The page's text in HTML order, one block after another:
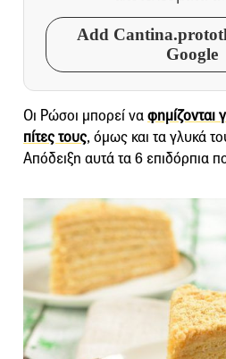
Add
Google
Οι Ρώσοι μπορεί ναφημίζονται
πίτες τους, όμως και τα γλυκά
Απόδειξη αυτά τα 6 επιδόρπια